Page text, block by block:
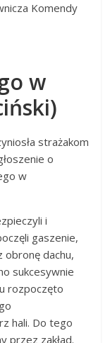
Komendy
w
strażakom
o
w
i
gaszenie,
dachu,
sukcesywnie
rozpoczęto
hali. Do tego
przez zakład.